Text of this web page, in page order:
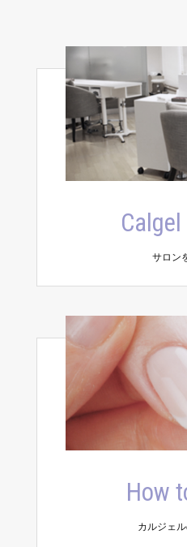
サロン
How
カルジェ